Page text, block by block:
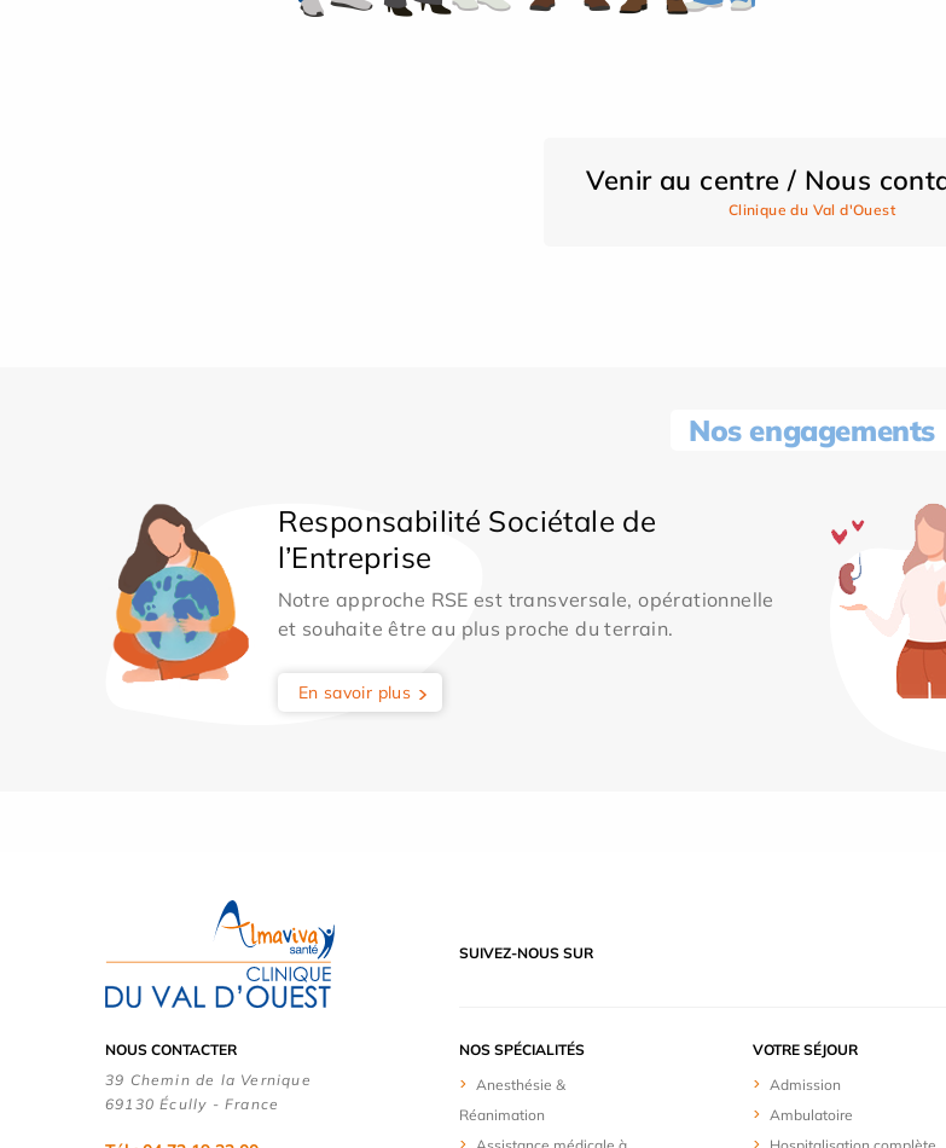
Venir au centre / Nous
Clinique du Val d'Ouest
Nos engagements
Responsabilité Sociétale de
l’Entreprise
Notre approche RSE est transversale, opérationnelle
et souhaite être au plus proche du terrain.
En savoir plus
SUIVEZ-NOUS SUR
NOUS CONTACTER
39 Chemin de la Vernique
69130 Écully - France
NOS SPÉCIALITÉS
Anesthésie &
Réanimation
VOTRE SÉJOUR
Admission
Ambulatoire